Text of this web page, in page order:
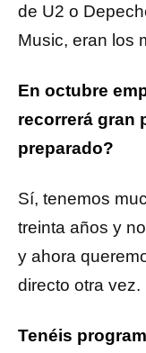
de U2 o
Music, eran los
En octubre
recorrerá gran
preparado?
Sí, tenemos
treinta años y
y ahora
directo otra vez.
Tenéis